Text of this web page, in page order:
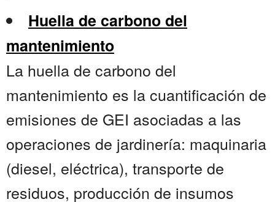
Huella de carbono del
mantenimiento
La huella de carbono del
mantenimiento es la cuantificación de
emisiones de GEI asociadas a las
operaciones de jardinería: maquinaria
(diesel, eléctrica), transporte de
residuos, producción de insumos